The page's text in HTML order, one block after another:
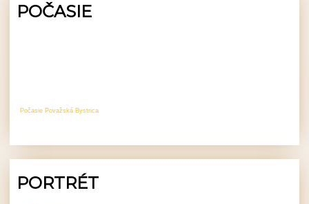
POČASIE
Počasie Považská Bystrica
PORTRÉT